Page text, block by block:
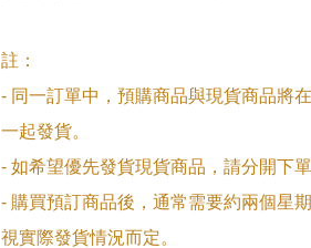
註：
- 同一訂單中，預購商品與現貨商品將
一起發貨。
- 如希望優先發貨現貨商品，請分開下單
- 購買預訂商品後，通常需要約兩個星
視實際發貨情況而定。